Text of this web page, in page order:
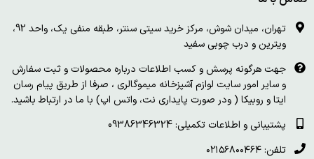
تهران، میدان شوش، مرکز خرید سیتی سنتر، طبقه منفی یک، واحد 92،
ویترین و درب چوبی سفید
جهت هرگونه پرسش و کسب اطلاعات درباره محصولات و ثبت سفارش
و سایر امور سایت لوازم آشپزخانه میموگالری ، صرفا از طریق پیام رسان
ایتا و روبیکا ( ودر صورت پایداری نت، واتس اپ) با ما در ارتباط باشید.
پشتیبانی و اطلاعات تکمیلی: 09386346324
تلفن: ۰۲۱۵۶۸۰۰۴۶۴